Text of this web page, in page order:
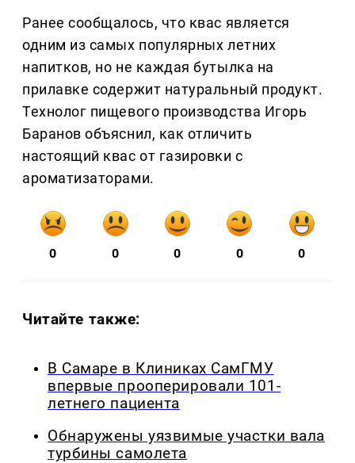
Ранее сообщалось, что квас является
одним из самых популярных летних
напитков, но не каждая бутылка на
прилавке содержит натуральный продукт.
Технолог пищевого производства Игорь
Баранов объяснил, как отличить
настоящий квас от газировки с
ароматизаторами.
0 0 0 0 0
Читайте также:
В Самаре в Клиниках СамГМУ
впервые прооперировали 101-
летнего пациента
Обнаружены уязвимые участки вала
турбины самолета